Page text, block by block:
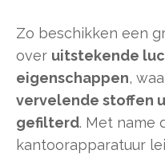
Zo beschikken een
over uitstekende
eigenschappen,
vervelende stoffen
gefilterd. Met name
kantoorapparatuur